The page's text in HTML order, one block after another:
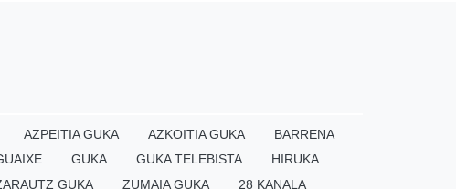
AZPEITIA GUKA AZKOITIA GUKA
BARRENA
GUKA GUKA TELEBISTA
HIRUKA
GUKA ZUMAIA GUKA 28 KANALA